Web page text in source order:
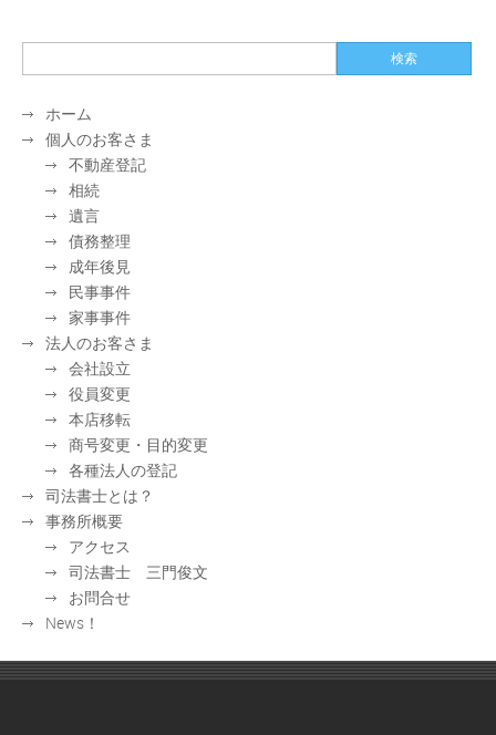
ホーム
個人のお客さま
不動産登記
相続
遺言
債務整理
成年後見
民事事件
家事事件
法人のお客さま
会社設立
役員変更
本店移転
商号変更・目的変更
各種法人の登記
司法書士とは？
事務所概要
アクセス
司法書士 三門俊文
お問合せ
News！